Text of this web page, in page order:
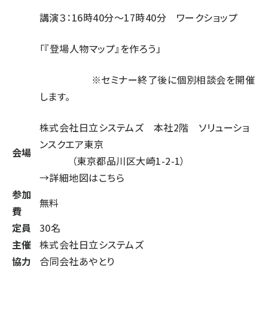
講演３：16時40分～17時40分 ワークショップ
「『登場人物マップ』を作ろう」
※セミナー終了後に個別相談会を開催
します。
会場
株式会社日立システムズ 本社2階 ソリューショ
ンスクエア東京
（東京都品川区大崎1-2-1）
→詳細地図はこちら
参加
費
無料
定員
30名
主催 株式会社日立システムズ
協力
合同会社あやとり